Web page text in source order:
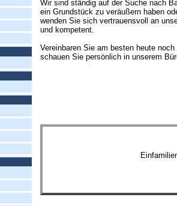
Wir sind ständig auf der Suche nach
ein Grundstück zu veräußern haben
wenden Sie sich vertrauensvoll an
und kompetent.
Vereinbaren Sie am besten heute
schauen Sie persönlich in unserem